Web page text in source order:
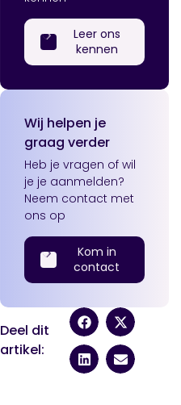
Leer ons
kennen
Wij helpen je
graag verder
Heb je vragen of wil
je je aanmelden?
Neem contact met
ons op
Kom in
contact
Deel dit
artikel: